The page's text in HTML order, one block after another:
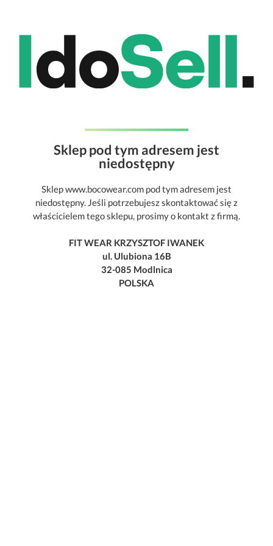
Sklep pod tym adresem jest
niedostępny
Sklep www.bocowear.com pod tym adresem jest
niedostępny. Jeśli potrzebujesz skontaktować się z
właścicielem tego sklepu, prosimy o kontakt z firmą.
FIT WEAR KRZYSZTOF IWANEK
ul. Ulubiona 16B
32-085 Modlnica
POLSKA